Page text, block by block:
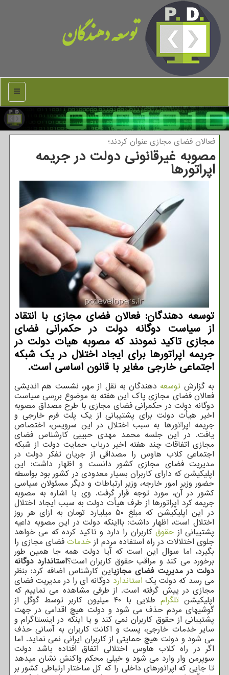
توسعه دهندگان
منو
فعالان فضای مجازی عنوان كردند؛
مصوبه غیرقانونی دولت در جریمه
اپراتورها
توسعه دهندگان: فعالان فضای مجازی با انتقاد
از سیاست دوگانه دولت در حکمرانی فضای
مجازی تاکید نمودند که مصوبه هیات دولت در
جریمه اپراتورها برای ایجاد اختلال در یک شبکه
اجتماعی خارجی مغایر با قانون اساسی است.
به گزارش توسعه دهندگان به نقل از مهر، نشست هم اندیشی
فعالان فضای مجازی پاک این هفته به موضوع بررسی سیاست
دوگانه دولت در حکمرانی فضای مجازی با طرح مصداق مصوبه
اخیر هیأت دولت برای پشتیبانی از یک پلت فرم خارجی و
جریمه اپراتورها به سبب اختلال در این سرویس، اختصاص
یافت. در این جلسه محمد مهدی حبیبی کارشناس فضای
مجازی اتفاقات چند هفته اخیر درباب حمایت دولت از شبکه
اجتماعی کلاب هاوس را مصداقی از جریان تفکر دولت در
مدیریت فضای مجازی کشور دانست و اظهار داشت: این
اپلیکیشن که دارای کاربران بسیار معدودی در کشور بود بواسطه
حضور وزیر امور خارجه، وزیر ارتباطات و دیگر مسئولان سیاسی
کشور در آن، مورد توجه قرار گرفت. وی با اشاره به مصوبه
جریمه کرد اپراتورها از طرف هیأت دولت به سبب ایجاد اختلال
در این اپلیکیشن که مبلغ ۵۰ میلیارد تومان به ازای هر روز
اختلال است، اظهار داشت: بااینکه دولت در این مصوبه داعیه
پشتیبانی از حقوقکاربران را دارد و تاکید کرده که می خواهد
جلوی اختلالات در راه استفاده مردم از خدماتفضای مجازی را
بگیرد، اما سوال این است که آیا دولت همه جا همین طور
برخورد می کند و مراقب حقوق کاربران است؟استاندارد دوگانه
دولت در مدیریت فضای مجازیاین کارشناس اضافه کرد: بنظر
می رسد که دولت یک استاندارد دوگانه ای را در مدیریت فضای
مجازی در پیش گرفته است. از طرفی مشاهده می نماییم که
اپلیکیشن تلگرام طلایی با ۴۰ میلیون کاربر توسط گوگل از
گوشیهای مردم حذف می شود و دولت هیچ اقدامی در جهت
پشتیبانی از حقوق کاربران نمی کند و یا اینکه در اینستاگرام و
سایر خدمات خارجی، پست و اکانت کاربران به آسانی حذف
می شود و دولت هیچ حمایتی از کاربران ایرانی نمی نماید. اما
اگر در راه کلاب هاوس اختلالی اتفاق افتاده باشد دولت
سوپرمن وار وارد می شود و خیلی محکم واکنش نشان میدهد
تا جایی که اپراتورهای داخلی را که کل ساختار ارتباطی کشور بر